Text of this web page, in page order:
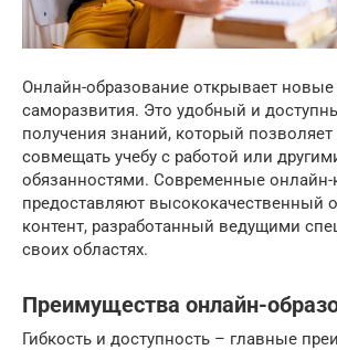
Онлайн-образование открывает
саморазвития. Это удобный и
получения знаний, который
совмещать учебу с работой или
обязанностями. Современные онлайн-
предоставляют высококачественный
контент, разработанный ведущими
своих областях.
Преимущества онлайн-
Гибкость и доступность – главные